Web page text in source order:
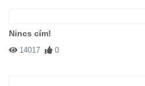
Nincs cím!
14017 0